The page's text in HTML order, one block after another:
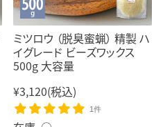
ミツロウ （脱臭蜜蝋） 精製 ハ
イグレード ビーズワックス
500g 大容量
¥3,120(税込)
1件